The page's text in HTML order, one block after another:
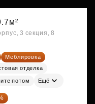
3 секция, 8
Меблировка
отделка
потом Ещё